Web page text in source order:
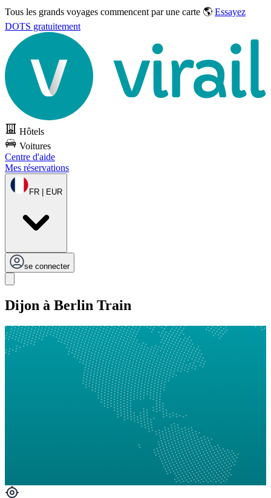
Tous les grands voyages commencent par une carte 🌎 Essayez
DOTS gratuitement
Hôtels
Voitures
Centre d'aide
Mes réservations
FR | EUR
se connecter
Dijon à Berlin Train